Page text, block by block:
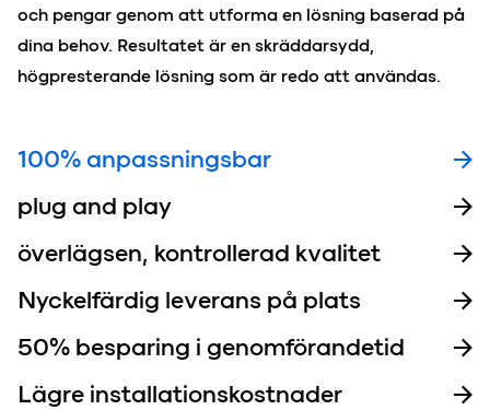
och pengar genom att utforma en lösning baserad på
dina behov. Resultatet är en skräddarsydd,
högpresterande lösning som är redo att användas.
100% anpassningsbar
plug and play
överlägsen, kontrollerad kvalitet
Nyckelfärdig leverans på plats
50% besparing i genomförandetid
Lägre installationskostnader